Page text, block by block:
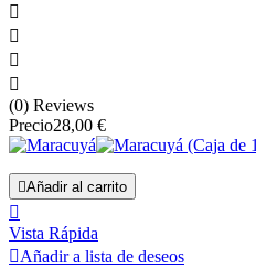




(0) Reviews
Precio28,00 €
Añadir al carrito

Vista Rápida
Añadir a lista de deseos